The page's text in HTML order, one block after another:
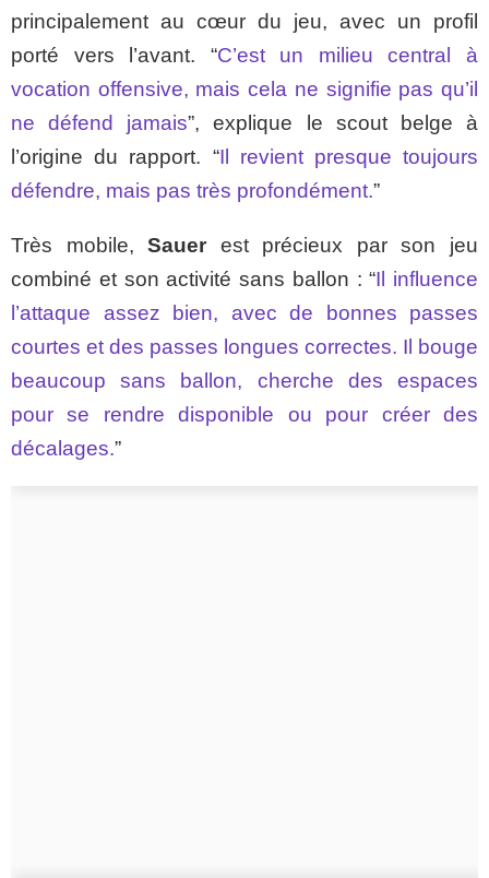
principalement au cœur du jeu, avec un profil
porté vers l’avant. “C’est un milieu central à
vocation offensive, mais cela ne signifie pas qu’il
ne défend jamais”, explique le scout belge à
l’origine du rapport. “Il revient presque toujours
défendre, mais pas très profondément.”
Très mobile,Sauer est précieux par son jeu
combiné et son activité sans ballon : “Il influence
l’attaque assez bien, avec de bonnes passes
courtes et des passes longues correctes. Il bouge
beaucoup sans ballon, cherche des espaces
pour se rendre disponible ou pour créer des
décalages.”